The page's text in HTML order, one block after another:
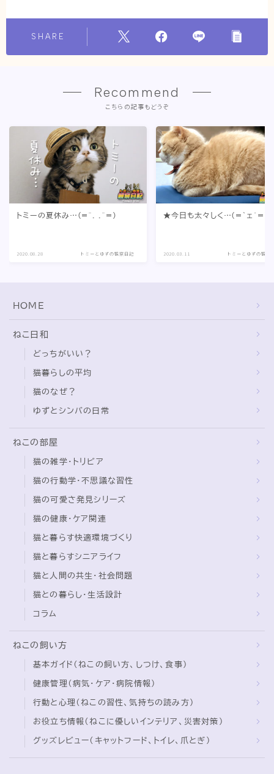
SHARE
Recommend
こちらの記事もどうぞ
トミーの夏休み…(=^. .^=)
2020.08.28 トミーとゆずの観察日記
★今日も太々しく…(=｀ェ´=)
2020.03.11 トミーとゆずの観察
HOME
ねこ日和
どっちがいい？
猫暮らしの平均
猫のなぜ？
ゆずとシンバの日常
ねこの部屋
猫の雑学・トリビア
猫の行動学・不思議な習性
猫の可愛さ発見シリーズ
猫の健康・ケア関連
猫と暮らす快適環境づくり
猫と暮らすシニアライフ
猫と人間の共生・社会問題
猫との暮らし・生活設計
コラム
ねこの飼い方
基本ガイド（ねこの飼い方、しつけ、食事）
健康管理（病気・ケア・病院情報）
行動と心理（ねこの習性、気持ちの読み方）
お役立ち情報（ねこに優しいインテリア、災害対策）
グッズレビュー（キャットフード、トイレ、爪とぎ）